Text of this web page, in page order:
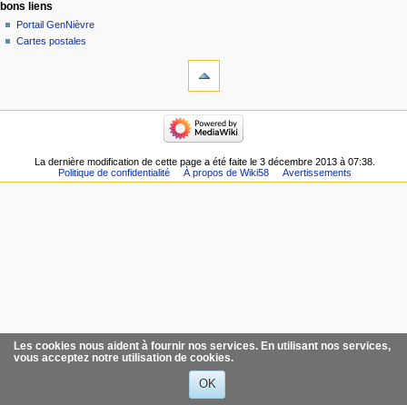
Les cookies nous aident à fournir nos services. En utilisant nos services,
vous acceptez notre utilisation de cookies.
OK
bons liens
Portail GenNièvre
Cartes postales
La dernière modification de cette page a été faite le 3 décembre 2013 à 07:38.
Politique de confidentialité
À propos de Wiki58 Avertissements